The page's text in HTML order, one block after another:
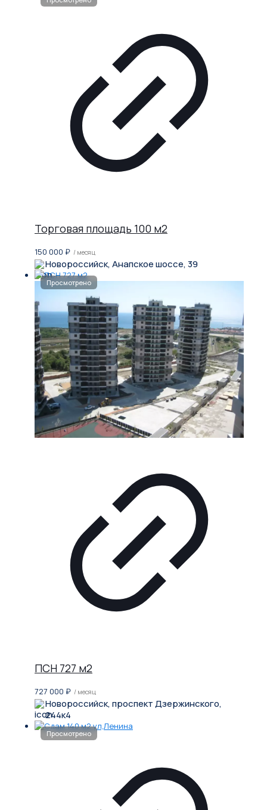
Торговая площадь 100 м2
150 000 ₽ / месяц
Новороссийск, Анапское шоссе, 39
ПСН 727 м2
727 000 ₽ / месяц
Новороссийск, проспект Дзержинского,
244к4